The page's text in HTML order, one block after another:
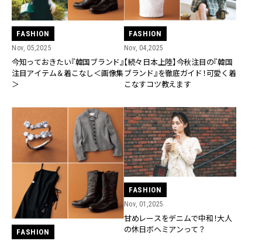
FASHION
Nov, 05,2025
今知っておきたい『韓国ブランド』
注目アイテム＆着こなし＜画像集
＞
FASHION
Nov, 04,2025
【続々日本上陸】今秋注目の『韓国
ブランド』を徹底ガイド！可愛く着
こなすコツ教えます
FASHION
FASHION
Nov, 01,2025
甘めレースをデニムで中和！大人
の休日ボヘミアンって？